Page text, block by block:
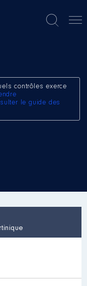
contrôles exerce
le guide des